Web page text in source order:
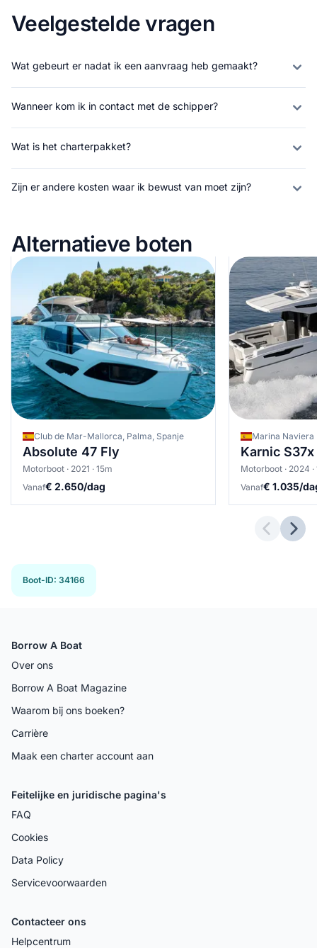
Veelgestelde vragen
Wat gebeurt er nadat ik een aanvraag heb gemaakt?
Wanneer kom ik in contact met de schipper?
Wat is het charterpakket?
Zijn er andere kosten waar ik bewust van moet zijn?
Alternatieve boten
Club de Mar-Mallorca, Palma, Spanje
Absolute 47 Fly
Motorboot · 2021 · 15m
Vanaf€ 2.650/dag
Marina Naviera
Karnic S37x
Motorboot · 2024 ·
Vanaf€ 1.035/
Boot-ID: 34166
Borrow A Boat
Over ons
Borrow A Boat Magazine
Waarom bij ons boeken?
Carrière
Maak een charter account aan
Feitelijke en juridische pagina's
FAQ
Cookies
Data Policy
Servicevoorwaarden
Contacteer ons
Helpcentrum